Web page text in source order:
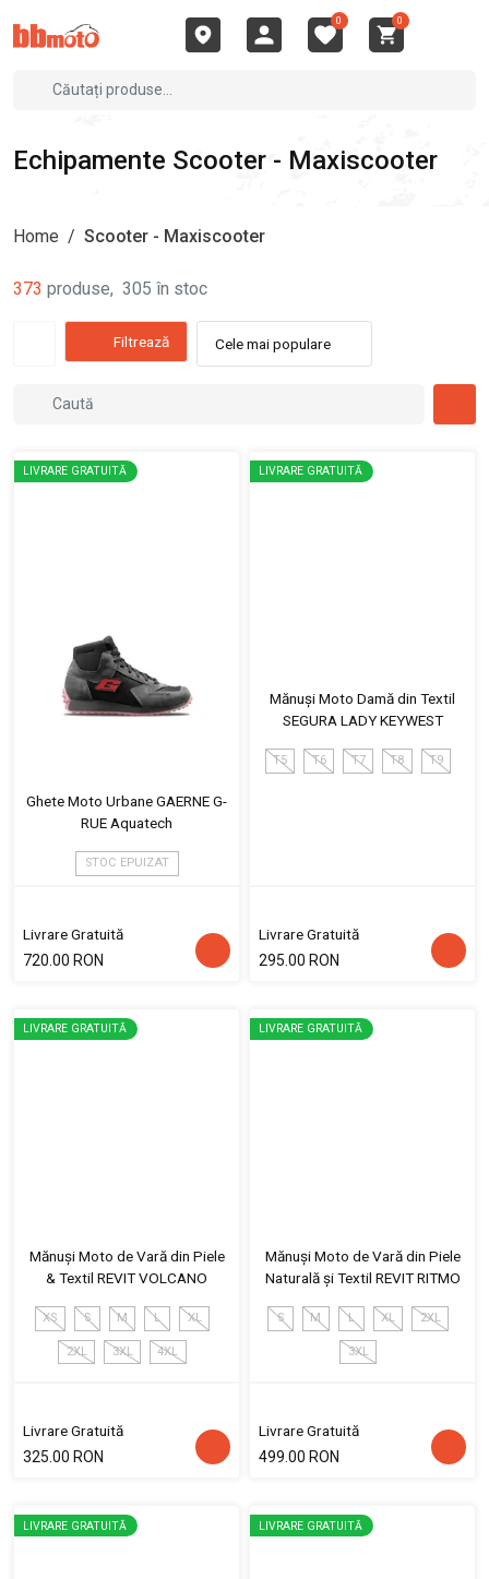
0 0
Echipamente Scooter - Maxiscooter
Home / Scooter - Maxiscooter
373 produse, 305 în stoc
Filtrează Cele mai populare
LIVRARE GRATUITĂ
Ghete Moto Urbane GAERNE G-
RUE Aquatech
STOC EPUIZAT
Livrare Gratuită
720.00 RON
LIVRARE GRATUITĂ
Mănuși Moto Damă din Textil
SEGURA LADY KEYWEST
T5 T6 T7 T8 T9
Livrare Gratuită
295.00 RON
LIVRARE GRATUITĂ
Mănuși Moto de Vară din Piele
& Textil REVIT VOLCANO
XS S M L XL
2XL 3XL 4XL
Livrare Gratuită
325.00 RON
LIVRARE GRATUITĂ
Mănuși Moto de Vară din Piele
Naturală și Textil REVIT RITMO
S M L XL 2XL
3XL
Livrare Gratuită
499.00 RON
LIVRARE GRATUITĂ LIVRARE GRATUITĂ